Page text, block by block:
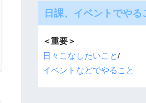
日課、イベントでやる
＜重要＞
日々こなしたいこと/
イベントなどでやること